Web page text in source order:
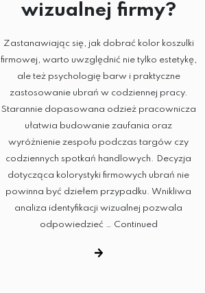
wizualnej firmy?
Zastanawiając się, jak dobrać kolor koszulki
firmowej, warto uwzględnić nie tylko estetykę,
ale też psychologię barw i praktyczne
zastosowanie ubrań w codziennej pracy.
Starannie dopasowana odzież pracownicza
ułatwia budowanie zaufania oraz
wyróżnienie zespołu podczas targów czy
codziennych spotkań handlowych. Decyzja
dotycząca kolorystyki firmowych ubrań nie
powinna być dziełem przypadku. Wnikliwa
analiza identyfikacji wizualnej pozwala
odpowiedzieć … Continued